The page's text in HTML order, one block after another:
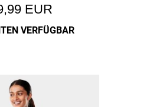
EUR
VERFÜGBAR